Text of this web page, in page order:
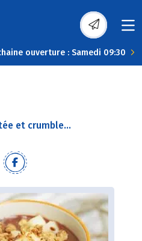
ouverture : Samedi 09:30
et crumble...